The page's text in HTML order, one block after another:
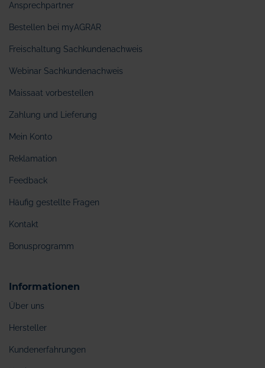
Ansprechpartner
Bestellen bei myAGRAR
Freischaltung Sachkundenachweis
Webinar Sachkundenachweis
Maissaat vorbestellen
Zahlung und Lieferung
Mein Konto
Reklamation
Feedback
Häufig gestellte Fragen
Kontakt
Bonusprogramm
Informationen
Über uns
Hersteller
Kundenerfahrungen